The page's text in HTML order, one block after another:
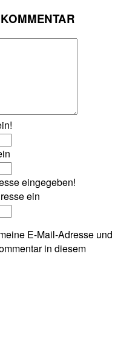
eingegeben!
ein
E-Mail-Adresse und
in diesem